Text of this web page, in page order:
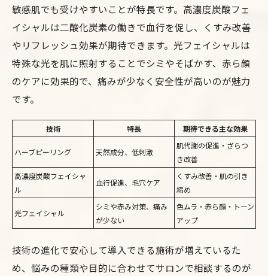
敏感肌でも受けやすいことが特長です。高濃度炭酸フェ
イシャルは二酸化炭素の働きで血行を促し、くすみ改善
やリフレッシュ効果が期待できます。光フェイシャルは
特殊な光を肌に照射することでシミやそばかす、赤ら顔
のケアに効果的で、痛みが少なく安全性が高いのが魅力
です。
技術 特長 期待できる主な効果
ハーブピーリング 天然成分、低刺激
肌代謝の促進・ざらつ
き改善
高濃度炭酸フェイシャ
ル
血行促進、毛穴ケア
くすみ改善・肌の引き
締め
光フェイシャル
シミや赤み対策、痛み
が少ない
色ムラ・赤ら顔・トーン
アップ
技術の進化で安心して導入できる施術が増えているた
め、悩みの種類や目的に合わせてサロンで相談するのが